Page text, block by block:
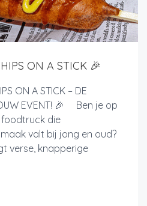
ON A STICK 🎉
ON A STICK – DE
EVENT! 🎉 Ben je op
foodtruck die
valt bij jong en oud?
verse, knapperige